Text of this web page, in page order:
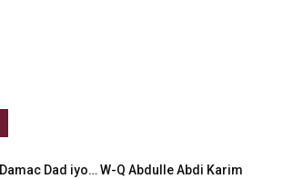
Damac Dad iyo… W-Q Abdulle Abdi Karim